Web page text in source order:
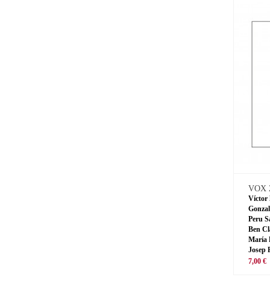
VOX
Víctor
Peru
Ben
María
Josep
7,00 €